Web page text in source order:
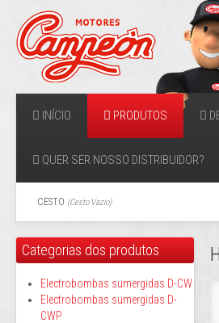
INÍCIO PRODUTOS
QUER SER NOSSO DISTRIBUIDOR?
CESTO (Cesto Vazio)
Categorias dos produtos
Electrobombas sumergidas D-CW
Electrobombas sumergidas D-
CWP